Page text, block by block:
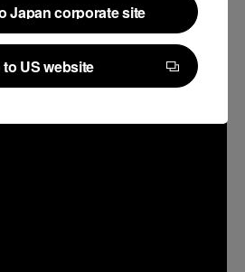
Japan corporate site
Japan corporate site
to US website
to US website